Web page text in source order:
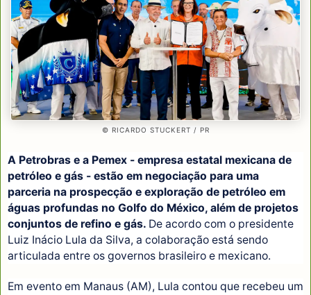
© RICARDO STUCKERT / PR
A Petrobras e a Pemex - empresa estatal mexicana de
petróleo e gás - estão em negociação para uma
parceria na prospecção e exploração de petróleo em
águas profundas no Golfo do México, além de projetos
conjuntos de refino e gás. De acordo com o presidente
Luiz Inácio Lula da Silva, a colaboração está sendo
articulada entre os governos brasileiro e mexicano.
Em evento em Manaus (AM), Lula contou que recebeu um